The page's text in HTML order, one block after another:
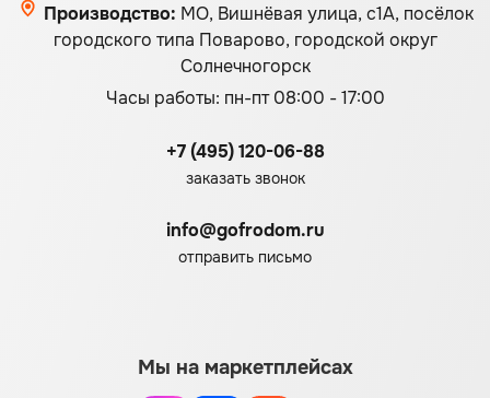
Производство: МО, Вишнёвая улица, с1А, посёлок
городского типа Поварово, городской округ
Солнечногорск
Часы работы: пн-пт 08:00 - 17:00
+7 (495) 120-06-88
заказать звонок
info@gofrodom.ru
отправить письмо
Мы на маркетплейсах